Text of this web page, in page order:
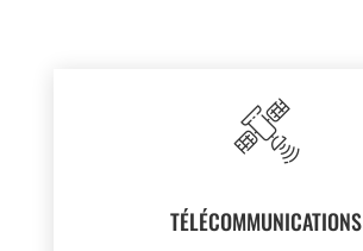
TÉLÉCOMMUNICATIONS